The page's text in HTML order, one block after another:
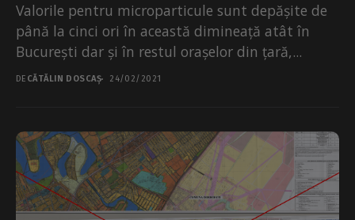
Valorile pentru microparticule sunt depășite de
până la cinci ori în această dimineață atât în
București dar și în restul orașelor din țară,...
DE CĂTĂLIN DOSCAȘ 24/02/2021